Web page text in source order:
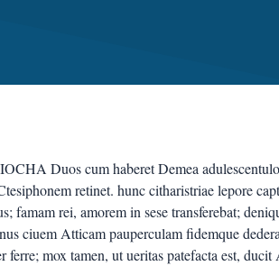
Duos cum haberet Demea
retinet. hunc citharistriae lepore
famam rei, amorem in sese transferebat;
ciuem Atticam pauperculam fidemque
ferre; mox tamen, ut ueritas patefacta est, ducit